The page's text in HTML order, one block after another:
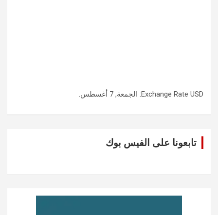
Exchange Rate USD : الجمعة, 7 أغسطس.
تابعونا على الفيس بوك